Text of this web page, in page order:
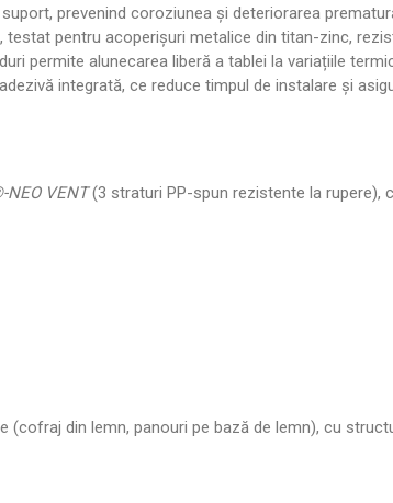
prevenind coroziunea și deteriorarea
pentru acoperișuri metalice din titan-zinc,
permite alunecarea liberă a tablei la variațiile
integrată, ce reduce timpul de instalare și
NEO VENT(3 straturi PP-spun rezistente la rupere),
din lemn, panouri pe bază de lemn), cu